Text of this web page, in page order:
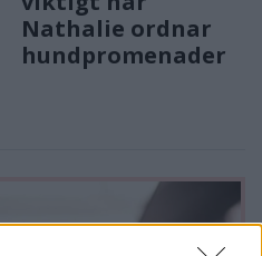
Nathalie ordnar
hundpromenader